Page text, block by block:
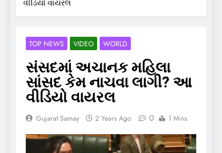
વીડિયો વાયરલ
TOP NEWS VIDEO WORLD
સંસદમાં અચાનક મહિલા
સાંસદ કેમ નાચવા લાગી? આ
વીડિયો વાયરલ
Gujarat Samay 2 Years Ago 0 1 Mins